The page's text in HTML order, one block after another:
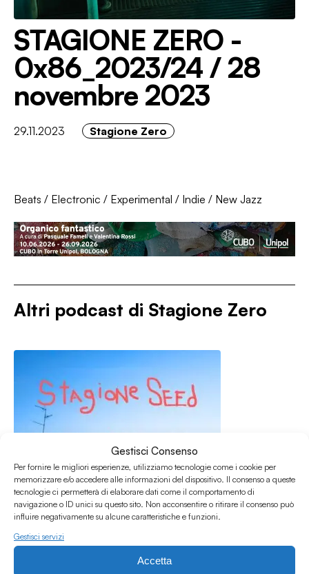
Gestisci Consenso
Per fornire le migliori esperienze, utilizziamo tecnologie come i cookie per
memorizzare e/o accedere alle informazioni del dispositivo. Il consenso a queste
tecnologie ci permetterà di elaborare dati come il comportamento di
navigazione o ID unici su questo sito. Non acconsentire o ritirare il consenso può
influire negativamente su alcune caratteristiche e funzioni.
Gestisci servizi
Accetta
STAGIONE ZERO -
0x86_2023/24 / 28
novembre 2023
29.11.2023 Stagione Zero
Beats / Electronic / Experimental / Indie / New Jazz
Altri podcast di Stagione Zero